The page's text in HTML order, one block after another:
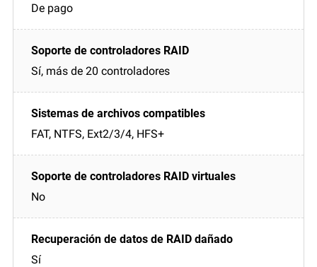
De pago
Sí, más de 20 controladores
FAT, NTFS, Ext2/3/4, HFS+
No
Sí